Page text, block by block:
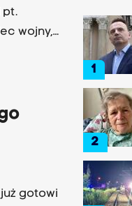
pt.
wojny,
gotowi
1
2